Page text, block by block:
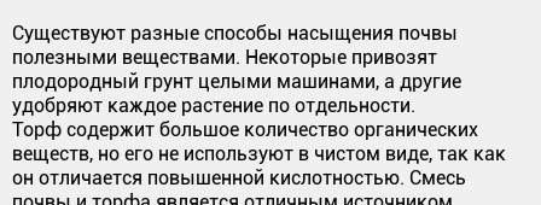
Существуют разные способы насыщения почвы
полезными веществами. Некоторые привозят
плодородный грунт целыми машинами, а другие
удобряют каждое растение по отдельности.
Торф содержит большое количество органических
веществ, но его не используют в чистом виде, так как
он отличается повышенной кислотностью. Смесь